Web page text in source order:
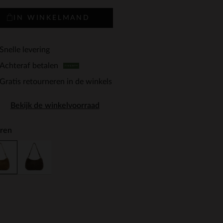
IN WINKELMAND
levering
betalen
retourneren in de winkels
Bekijk de winkelvoorraad